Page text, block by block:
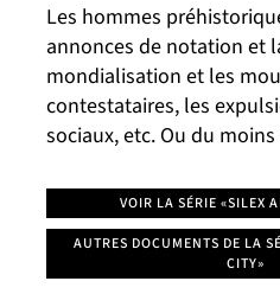
Les hommes
annonces de notation et
mondialisation et les
contestataires, les
sociaux, etc. Ou du
VOIR LA SÉRIE «SILEX
AUTRES DOCUMENTS DE LA
CITY»